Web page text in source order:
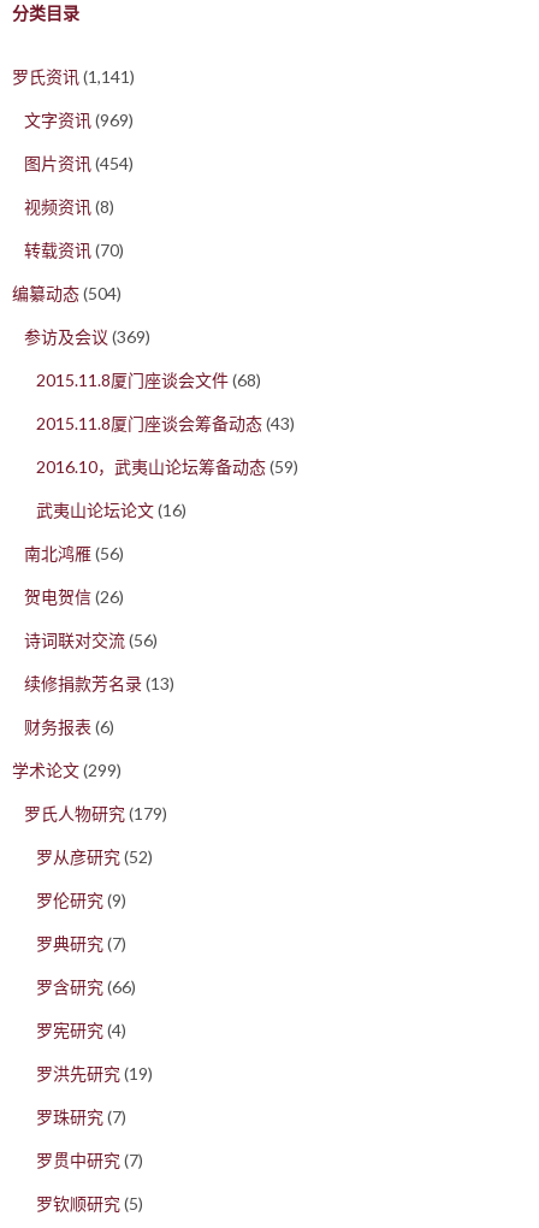
分类目录
罗氏资讯(1,141)
文字资讯(969)
图片资讯(454)
视频资讯(8)
转载资讯(70)
编纂动态(504)
参访及会议 (369)
2015.11.8厦门座谈会文件(68)
2015.11.8厦门座谈会筹备动态(43)
2016.10，武夷山论坛筹备动态(59)
武夷山论坛论文(16)
南北鸿雁(56)
贺电贺信(26)
诗词联对交流(56)
续修捐款芳名录(13)
财务报表 (6)
学术论文(299)
罗氏人物研究(179)
罗从彦研究(52)
罗伦研究(9)
罗典研究(7)
罗含研究(66)
罗宪研究(4)
罗洪先研究(19)
罗珠研究(7)
罗贯中研究(7)
罗钦顺研究(5)